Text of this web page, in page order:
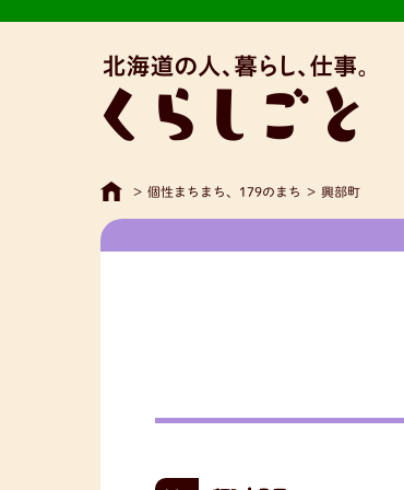
> 個性まちまち、179のまち > 興部町